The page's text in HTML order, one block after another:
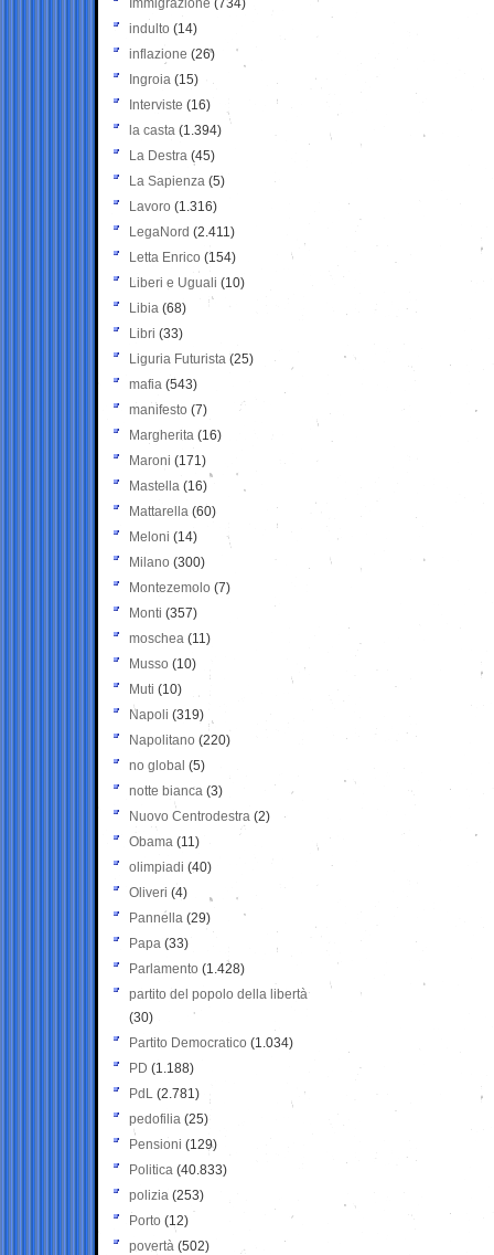
Immigrazione (734)
indulto (14)
inflazione (26)
Ingroia (15)
Interviste (16)
la casta (1.394)
La Destra (45)
La Sapienza (5)
Lavoro (1.316)
LegaNord (2.411)
Letta Enrico (154)
Liberi e Uguali (10)
Libia (68)
Libri (33)
Liguria Futurista (25)
mafia (543)
manifesto (7)
Margherita (16)
Maroni (171)
Mastella (16)
Mattarella (60)
Meloni (14)
Milano (300)
Montezemolo (7)
Monti (357)
moschea (11)
Musso (10)
Muti (10)
Napoli (319)
Napolitano (220)
no global (5)
notte bianca (3)
Nuovo Centrodestra (2)
Obama (11)
olimpiadi (40)
Oliveri (4)
Pannella (29)
Papa (33)
Parlamento (1.428)
partito del popolo della libertà
(30)
Partito Democratico (1.034)
PD (1.188)
PdL (2.781)
pedofilia (25)
Pensioni (129)
Politica (40.833)
polizia (253)
Porto (12)
povertà (502)